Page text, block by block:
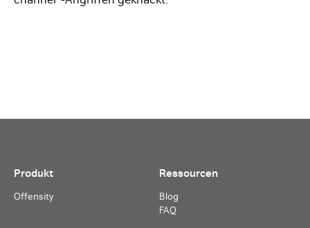
Produkt
Offensity
Ressourcen
Blog
FAQ